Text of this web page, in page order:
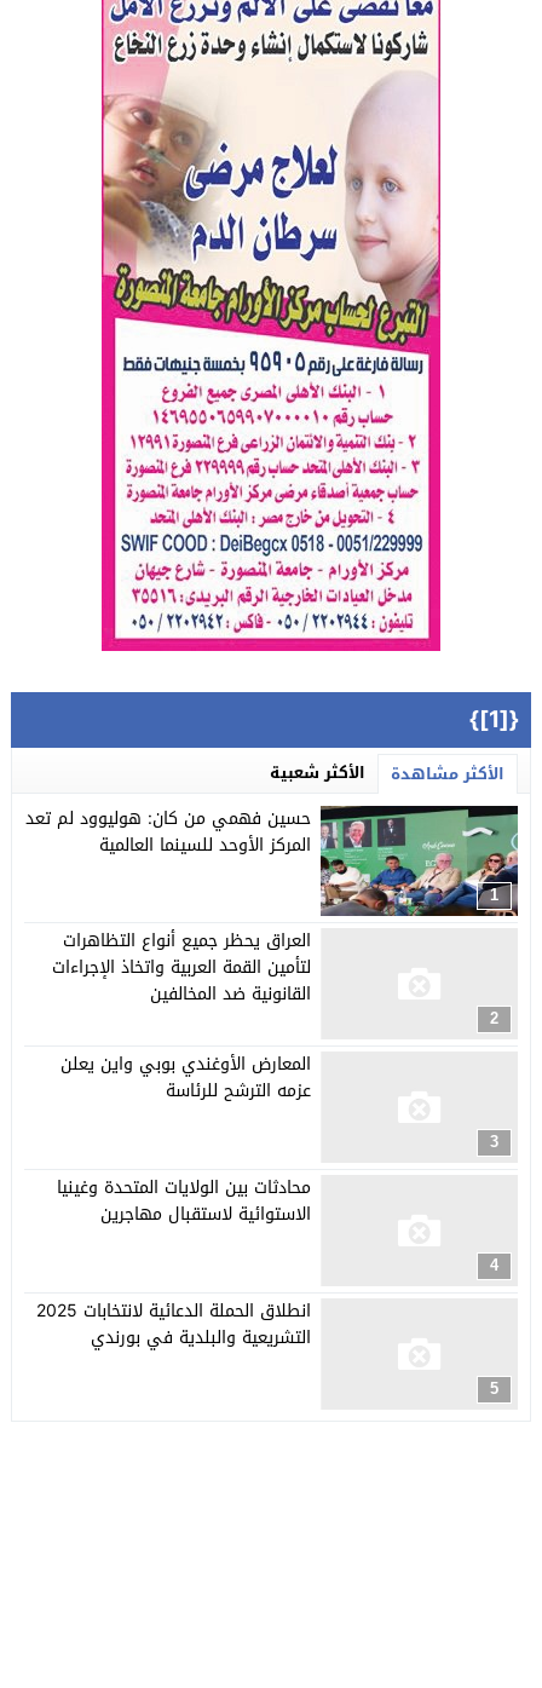
{[1]}
الأكثر مشاهدة الأكثر شعبية
1
حسين فهمي من كان: هوليوود لم تعد
المركز الأوحد للسينما العالمية
2
العراق يحظر جميع أنواع التظاهرات
لتأمين القمة العربية واتخاذ الإجراءات
القانونية ضد المخالفين
3
المعارض الأوغندي بوبي واين يعلن
عزمه الترشح للرئاسة
4
محادثات بين الولايات المتحدة وغينيا
الاستوائية لاستقبال مهاجرين
5
انطلاق الحملة الدعائية لانتخابات 2025
التشريعية والبلدية في بورندي